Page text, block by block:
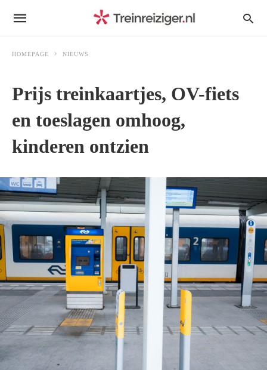
HOMEPAGE NIEUWS
Prijs treinkaartjes, OV-fiets
en toeslagen omhoog,
kinderen ontzien